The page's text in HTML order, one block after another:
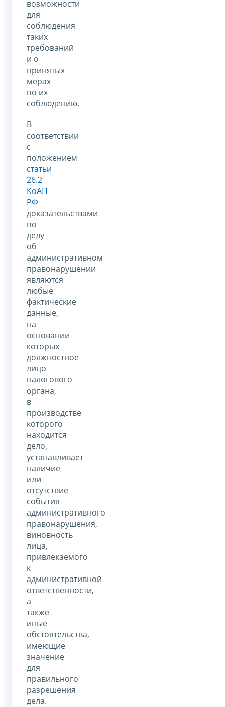
возможности
для
соблюдения
таких
требований
и о
принятых
мерах
по их
соблюдению.
В
соответствии
с
положением
статьи
26.2
КоАП
РФ
доказательствами
по
делу
об
административном
правонарушении
являются
любые
фактические
данные,
на
основании
которых
должностное
лицо
налогового
органа,
в
производстве
которого
находится
дело,
устанавливает
наличие
или
отсутствие
события
административного
правонарушения,
виновность
лица,
привлекаемого
к
административной
ответственности,
а
также
иные
обстоятельства,
имеющие
значение
для
правильного
разрешения
дела.